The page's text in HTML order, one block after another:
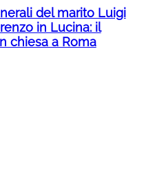
del marito Luigi
in Lucina: il
chiesa a Roma